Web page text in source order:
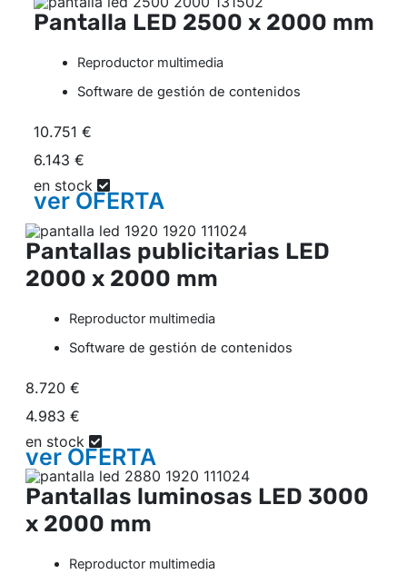
Pantalla LED 2500 x 2000 mm
Reproductor multimedia
Software de gestión de contenidos
10.751 €
6.143 €
en stock
verOFERTA
Pantallas publicitarias LED
2000 x 2000 mm
Reproductor multimedia
Software de gestión de contenidos
8.720 €
4.983 €
en stock
verOFERTA
Pantallas luminosas LED 3000
x 2000 mm
Reproductor multimedia